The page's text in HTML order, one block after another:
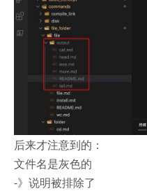
后来才注意到的：
文件名是灰色的
-》说明被排除了